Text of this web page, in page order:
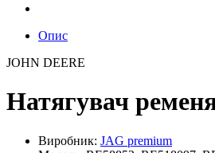
Опис
JOHN DEERE
Натягувач
Виробник: JAG premium